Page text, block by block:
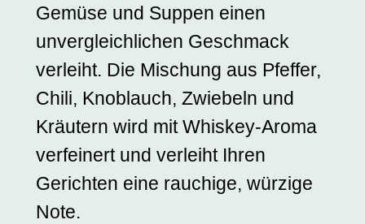
e
e
n
g
Gemüse und Suppen einen
unvergleichlichen Geschmack
verleiht. Die Mischung aus Pfeffer,
Chili, Knoblauch, Zwiebeln und
Kräutern wird mit Whiskey-Aroma
verfeinert und verleiht Ihren
Gerichten eine rauchige, würzige
Note.